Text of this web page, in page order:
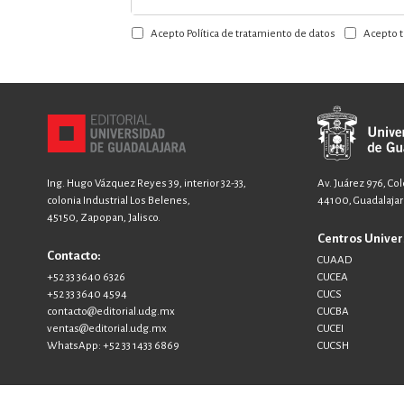
a
nuestroAcepto Política de tratamiento de datos Acepto
Ing. Hugo Vázquez Reyes 39, interior 32-33,
colonia Industrial Los Belenes,
45150, Zapopan, Jalisco.
Contacto:
+52 33 3640 6326
+52 33 3640 4594
contacto@editorial.udg.mx
ventas@editorial.udg.mx
WhatsApp: +52 33 1433 6869
Av. Juárez 976,
44100,
Centros
CUAAD
CUCEA
CUCS
CUCBA
CUCEI
CUCSH